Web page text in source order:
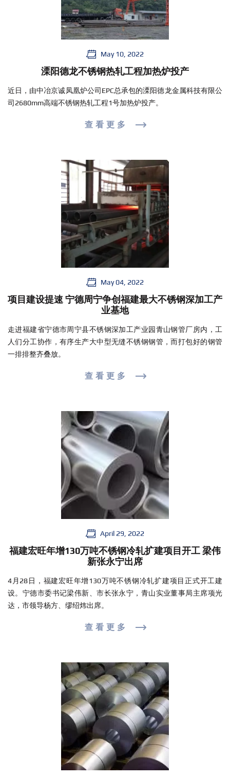
May 10, 2022
溧阳德龙不锈钢热轧工程加热炉投产
近日，由中冶京诚凤凰炉公司EPC总承包的溧阳德龙金属科技有限公
司2680mm高端不锈钢热轧工程1号加热炉投产。
查看更多
May 04, 2022
项目建设提速 宁德周宁争创福建最大不锈钢深加工产
业基地
走进福建省宁德市周宁县不锈钢深加工产业园青山钢管厂房内，工
人们分工协作，有序生产大中型无缝不锈钢钢管，而打包好的钢管
一排排整齐叠放。
查看更多
April 29, 2022
福建宏旺年增130万吨不锈钢冷轧扩建项目开工 梁伟
新张永宁出席
4月28日，福建宏旺年增130万吨不锈钢冷轧扩建项目正式开工建
设。宁德市委书记梁伟新、市长张永宁，青山实业董事局主席项光
达，市领导杨方、缪绍炜出席。
查看更多